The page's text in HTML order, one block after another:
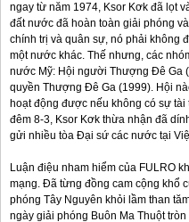
ngay từ năm 1974, Ksor Kơk đã lọt
đất nước đã hoàn toàn giải phóng
chính trị và quân sự, nó phải không
một nước khác. Thế nhưng, các
nước Mỹ: Hội người Thượng Đê Ga
quyền Thượng Đê Ga (1999). Hội
hoạt động được nếu không có sự
đêm 8-3, Ksor Kơk thừa nhận đã
gửi nhiều tòa Đại sứ các nước tại
Luận điệu nham hiểm của FULRO
mạng. Đã từng đồng cam cộng khổ
phóng Tây Nguyên khỏi lầm than
ngày giải phóng Buôn Ma Thuột